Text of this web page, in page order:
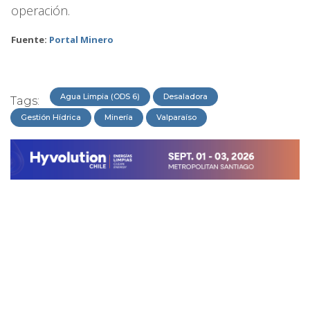
operación.
Fuente: Portal Minero
Tags: Agua Limpia (ODS 6) Desaladora
Gestión Hídrica Minería Valparaíso